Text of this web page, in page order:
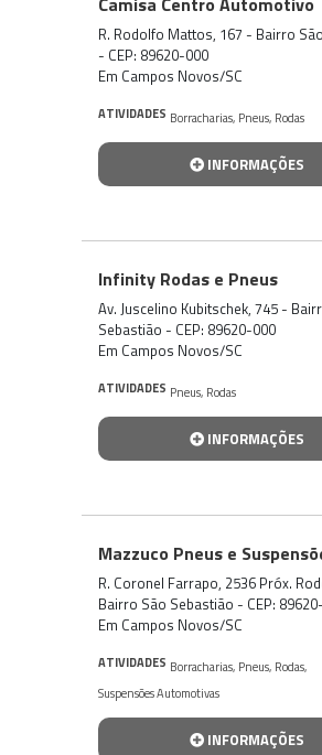
R. Rodolfo Mattos, 167 - Bairro
- CEP: 89620-000
Em Campos Novos/SC
ATIVIDADES Borracharias, Pneus, Rodas
INFORMAÇÕES
Infinity Rodas e Pneus
Av. Juscelino Kubitschek, 745 -
Sebastião - CEP: 89620-000
Em Campos Novos/SC
ATIVIDADES Pneus, Rodas
INFORMAÇÕES
Mazzuco Pneus e
R. Coronel Farrapo, 2536 Próx.
Bairro São Sebastião - CEP:
Em Campos Novos/SC
ATIVIDADES Borracharias, Pneus, Rodas,
Suspensões Automotivas
INFORMAÇÕES